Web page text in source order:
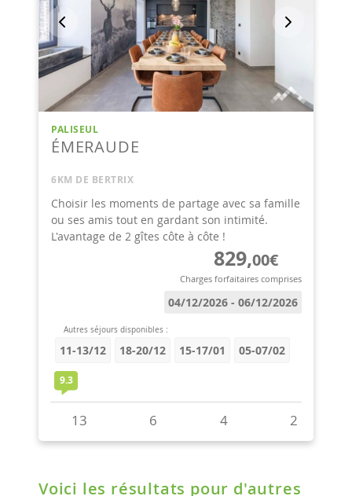
Voici les résultats pour d'autres